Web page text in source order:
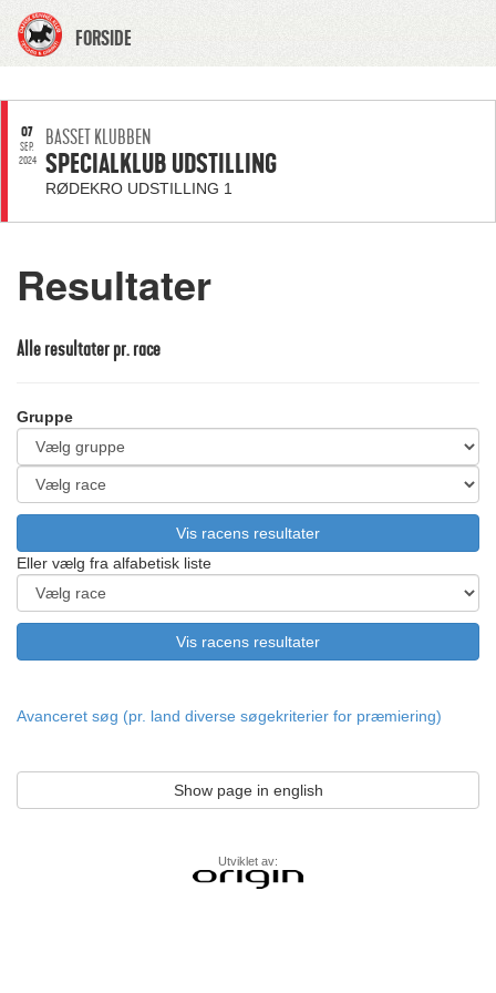
FORSIDE
07
SEP.
2024
BASSET KLUBBEN
SPECIALKLUB UDSTILLING
RØDEKRO UDSTILLING 1
Resultater
Alle resultater pr. race
Gruppe
Eller vælg fra alfabetisk liste
Avanceret søg (pr. land diverse søgekriterier for præmiering)
Show page in english
Utviklet av: